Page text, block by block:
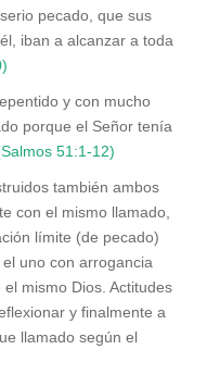
pecado, que sus
iban a alcanzar a toda
y con mucho
porque el Señor tenía
51:1-12)
también ambos
con el mismo llamado,
límite (de pecado)
uno con arrogancia
mismo Dios. Actitudes
y finalmente a
llamado según el